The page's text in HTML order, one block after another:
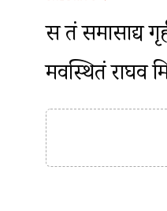
स तं समासाद्य
मवस्थितं राघव